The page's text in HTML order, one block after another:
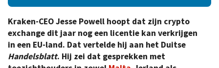
Kraken-CEO Jesse Powell hoopt dat zijn crypto
exchange dit jaar nog een licentie kan verkrijgen
in een EU-land. Dat vertelde hij aan het Duitse
Handelsblatt. Hij zei dat gesprekken met